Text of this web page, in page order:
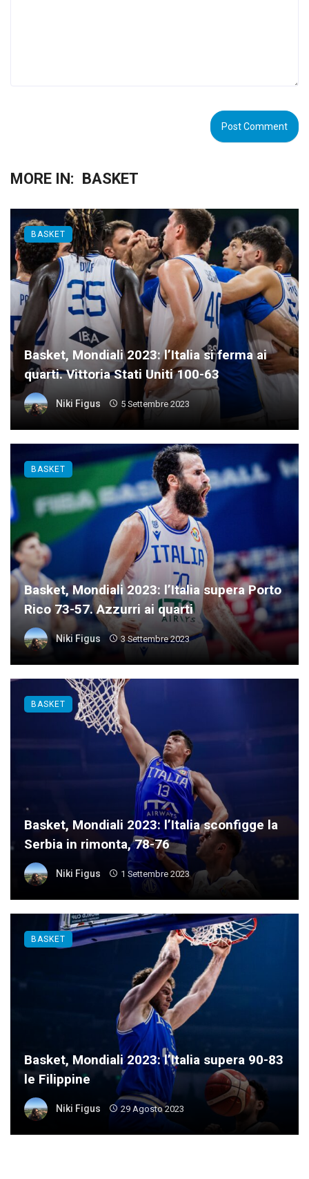
MORE IN: BASKET
Basket, Mondiali 2023: l’Italia si ferma ai
quarti. Vittoria Stati Uniti 100-63
Niki Figus 5 Settembre 2023
BASKET
Basket, Mondiali 2023: l’Italia supera Porto
Rico 73-57. Azzurri ai quarti
Niki Figus 3 Settembre 2023
BASKET
Basket, Mondiali 2023: l’Italia sconfigge la
Serbia in rimonta, 78-76
Niki Figus 1 Settembre 2023
BASKET
Basket, Mondiali 2023: l’Italia supera 90-83
le Filippine
Niki Figus 29 Agosto 2023
BASKET